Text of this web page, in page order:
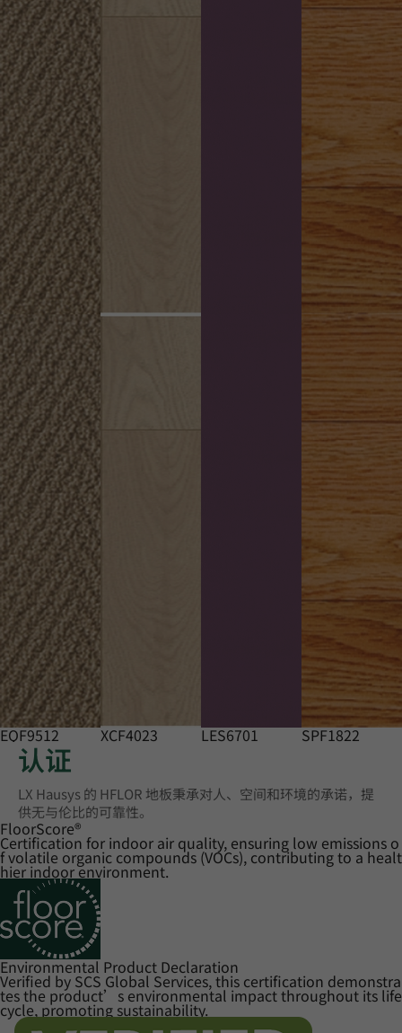
EQF9512 XCF4023 LES6701 SPF1822
认证
LX Hausys 的 HFLOR 地板秉承对人、空间和环境的承诺，提
供无与伦比的可靠性。
FloorScore®
Certification for indoor air quality, ensuring low emissions o
f volatile organic compounds (VOCs), contributing to a healt
hier indoor environment.
Environmental Product Declaration
Verified by SCS Global Services, this certification demonstra
tes the product’s environmental impact throughout its life
cycle, promoting sustainability.